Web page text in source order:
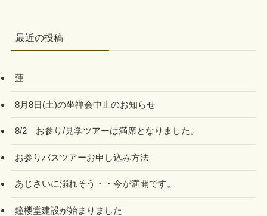
最近の投稿
蓮
8月8日(土)の坐禅会中止のお知らせ
8/2 お参り/見学ツアーは満席となりました。
お参りバスツアーお申し込み方法
あじさいに溺れそう・・今が満開です。
鐘楼堂建設が始まりました